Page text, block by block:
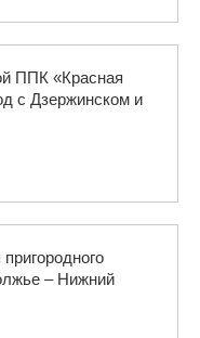
ППК «Красная
c Дзержинском и
– Нижний